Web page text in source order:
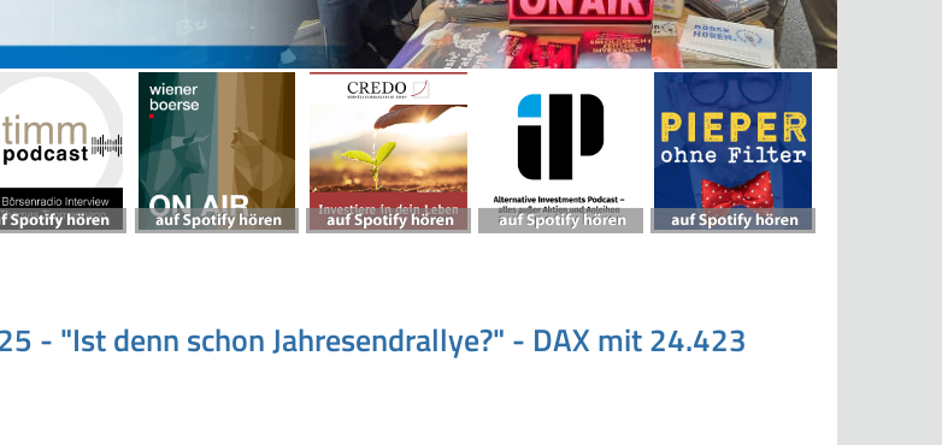
- "Ist denn schon Jahresendrallye?" - DAX mit 24.423